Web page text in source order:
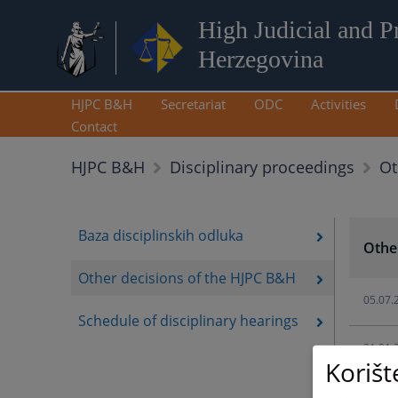
High Judicial and
Herzegovina
HJPC B&H Secretariat ODC Activities
Contact
HJPC B&H Disciplinary proceedings
Baza disciplinskih odluka
Other decisions of the HJPC B&H
Schedule of disciplinary hearings